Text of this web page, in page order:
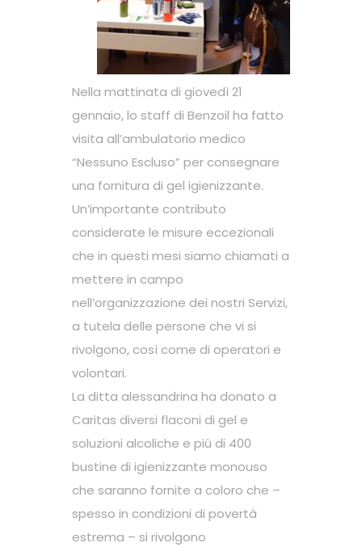
Nella mattinata di giovedì 21
gennaio, lo staff di Benzoil ha fatto
visita all’ambulatorio medico
“Nessuno Escluso” per consegnare
una fornitura di gel igienizzante.
Un’importante contributo
considerate le misure eccezionali
che in questi mesi siamo chiamati a
mettere in campo
nell’organizzazione dei nostri Servizi,
a tutela delle persone che vi si
rivolgono, così come di operatori e
volontari.
La ditta alessandrina ha donato a
Caritas diversi flaconi di gel e
soluzioni alcoliche e più di 400
bustine di igienizzante monouso
che saranno fornite a coloro che –
spesso in condizioni di povertà
estrema – si rivolgono